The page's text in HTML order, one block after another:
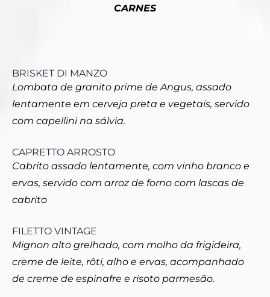
CARNES
BRISKET DI MANZO
Lombata de granito prime de Angus, assado
lentamente em cerveja preta e vegetais, servido
com capellini na sálvia.
CAPRETTO ARROSTO
Cabrito assado lentamente, com vinho branco e
ervas, servido com arroz de forno com lascas de
cabrito
FILETTO VINTAGE
Mignon alto grelhado, com molho da frigideira,
creme de leite, rôti, alho e ervas, acompanhado
de creme de espinafre e risoto parmesão.